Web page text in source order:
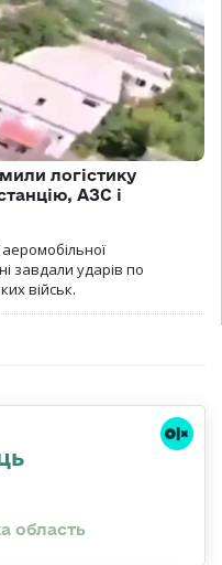
логістику
АЗС і
завдали ударів по
військ.
область